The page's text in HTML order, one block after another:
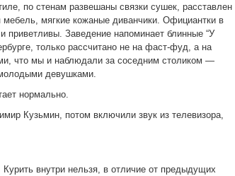
по стенам развешаны связки сушек, расставлен
мебель, мягкие кожаные диванчики. Официантки в
приветливы. Заведение напоминает блинные “У
только рассчитано не на фаст-фуд, а на
что мы и наблюдали за соседним столиком —
девушками.
нормально.
Кузьмин, потом включили звук из телевизора,
внутри нельзя, в отличие от предыдущих